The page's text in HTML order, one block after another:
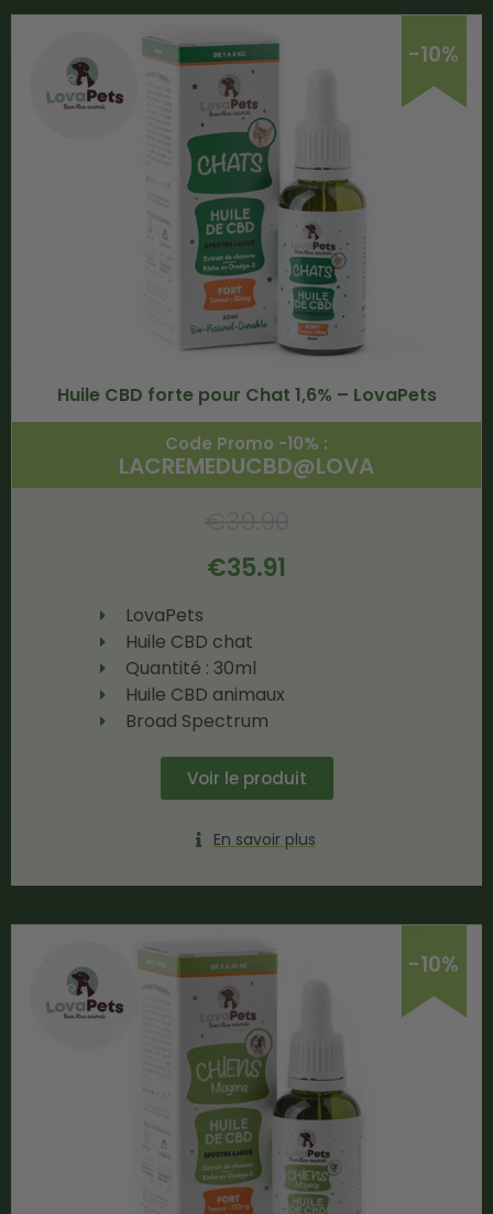
-10%
Huile CBD forte pour Chat 1,6% – LovaPets
Code Promo -10% :
LACREMEDUCBD@LOVA
€35.91
LovaPets
Huile CBD chat
Quantité : 30ml
Huile CBD animaux
Broad Spectrum
Voir le produit
En savoir plus
-10%